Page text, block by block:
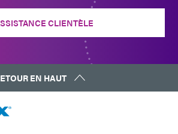
CLIENTÈLE
EN HAUT